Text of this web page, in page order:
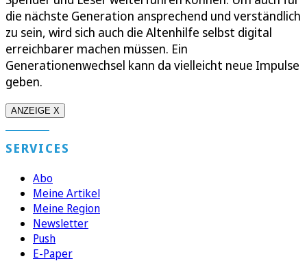
die nächste Generation ansprechend und verständlich
zu sein, wird sich auch die Altenhilfe selbst digital
erreichbarer machen müssen. Ein
Generationenwechsel kann da vielleicht neue Impulse
geben.
ANZEIGE X
SERVICES
Abo
Meine Artikel
Meine Region
Newsletter
Push
E-Paper